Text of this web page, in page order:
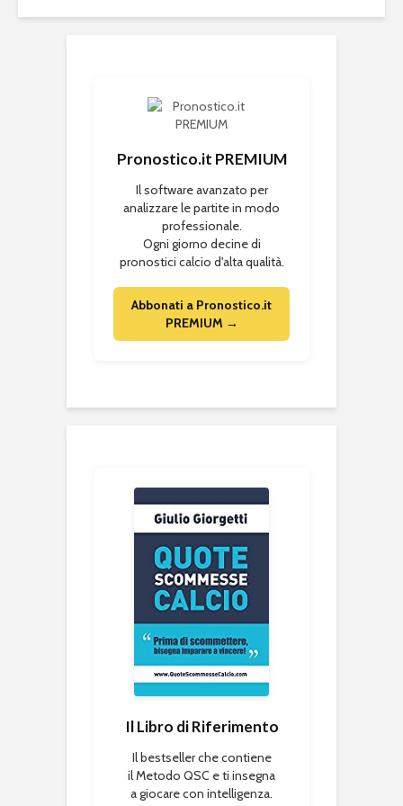
Pronostico.it PREMIUM
Il software avanzato per
analizzare le partite in modo
professionale.
Ogni giorno decine di
pronostici calcio d'alta qualità.
Abbonati a Pronostico.it
PREMIUM →
Il Libro di Riferimento
Il bestseller che contiene
il Metodo QSC e ti insegna
a giocare con intelligenza.